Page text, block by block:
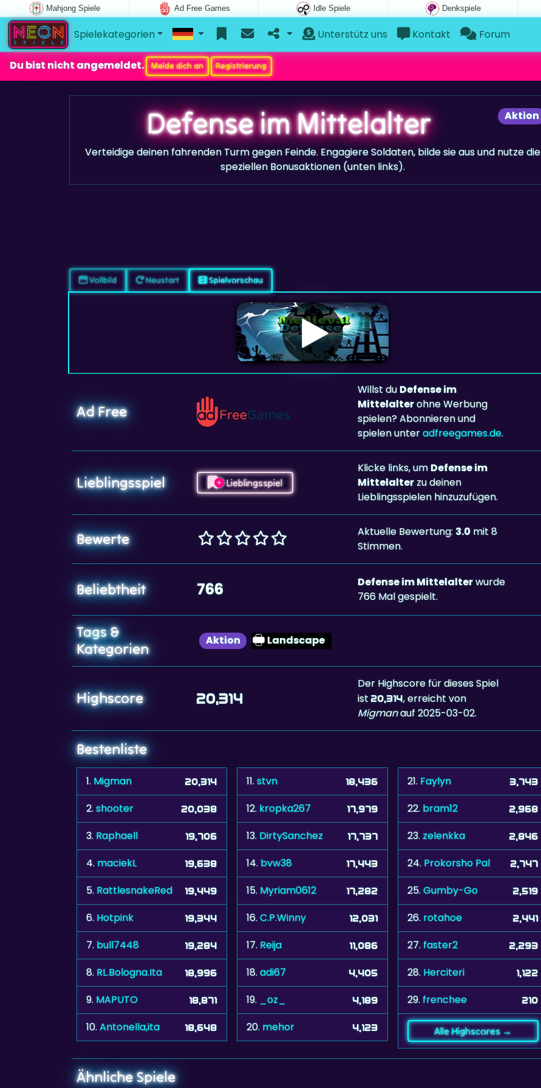
Mahjong Spiele Ad Free Games Idle Spiele Denkspiele
Spielekategorien Unterstütz uns Kontakt Forum
Du bist nicht angemeldet. Melde dich an Registrierung
Aktion
Defense im Mittelalter
Verteidige deinen fahrenden Turm gegen Feinde. Engagiere Soldaten, bilde sie aus und nutze die
speziellen Bonusaktionen (unten links).
Vollbild Neustart Spielvorschau
Ad Free
Willst duDefense im
Mittelalterohne Werbung
spielen? Abonnieren und
spielen unteradfreegames.de.
Lieblingsspiel Lieblingsspiel
Klicke links, umDefense im
Mittelalterzu deinen
Lieblingsspielen hinzuzufügen.
Bewerte Aktuelle Bewertung: 3.0mit 8
Stimmen.
Beliebtheit 766 Defense im Mittelalterwurde
766 Mal gespielt.
Tags &
Kategorien
Aktion Landscape
Highscore 20,314
Der Highscore für dieses Spiel
ist20,314, erreicht von
Migmanauf 2025-03-02.
Bestenliste
1. Migman 20,314
2.shooter 20,038
3. Raphaell 19,706
4. maciekL 19,638
5. RattlesnakeRed 19,449
6. Hotpink 19,344
7. bull7448 19,284
8. RL.Bologna.Ita 18,996
9. MAPUTO 18,871
10.Antonella,ita 18,648
11.stvn 18,436
12. kropka267 17,979
13. DirtySanchez 17,737
14. bvw38 17,443
15. Myriam0612 17,282
16.C.P.Winny 12,031
17. Reija 11,086
18.adi67 4,405
19. _oz_ 4,189
20. mehor 4,123
21. Faylyn 3,743
22. bram12 2,968
23.zelenkka 2,846
24. Prokorsho Pal 2,747
25.Gumby-Go 2,519
26. rotahoe 2,441
27.faster2 2,293
28. Herciteri 1,122
29.frenchee 210
Alle Highscores →
Ähnliche Spiele